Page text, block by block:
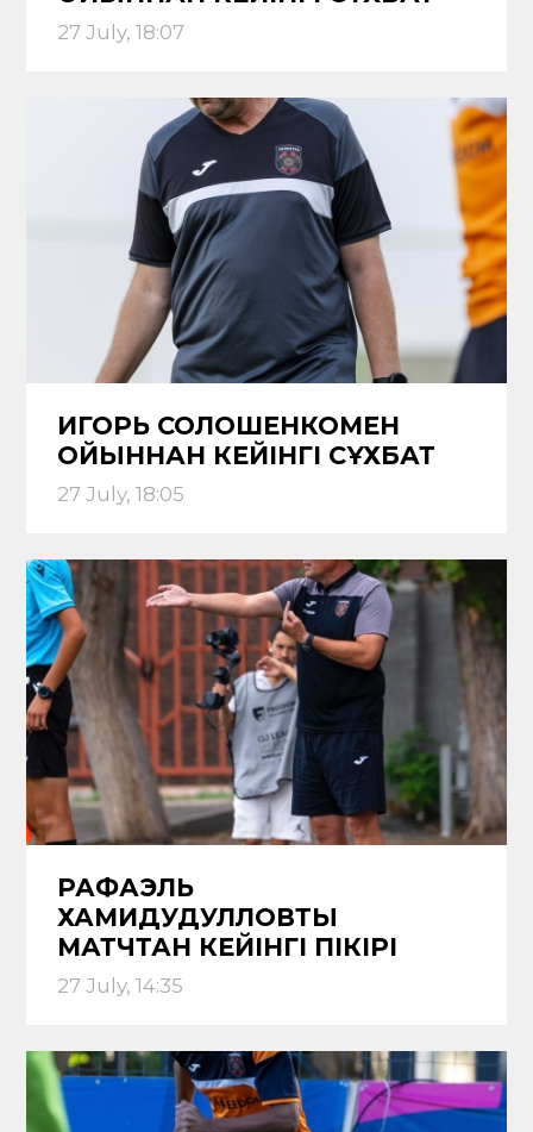
27 July, 18:07
ИГОРЬ СОЛОШЕНКОМЕН
ОЙЫННАН КЕЙІНГІ СҰХБАТ
27 July, 18:05
РАФАЭЛЬ
ХАМИДУДУЛЛОВТЫҢ
МАТЧТАН КЕЙІНГІ ПІКІРІ
27 July, 14:35